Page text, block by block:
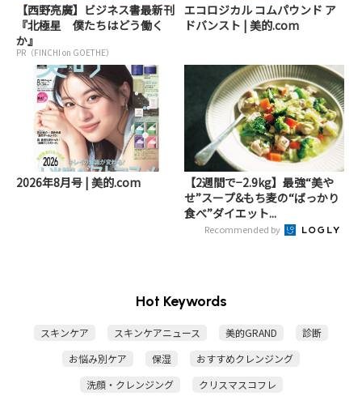
【西野亮廣】ビジネス書最新刊
『北極星 僕たちはどう働く
か』
PR（FINCHI on GOETHE）
エコロジカル コムパウンド ア
ドバンスト | 美的.com
2026年8月号 | 美的.com
【2週間で−2.9kg】最強“美や
せ”スープ&もち麦の“ばっかり
食べ”ダイエット...
Recommended by
Hot Keywords
スキンケア スキンケアニュース 美的GRAND
診断
お悩み別ケア
保湿
おすすめクレンジング
洗顔・クレンジング
クリスマスコフレ